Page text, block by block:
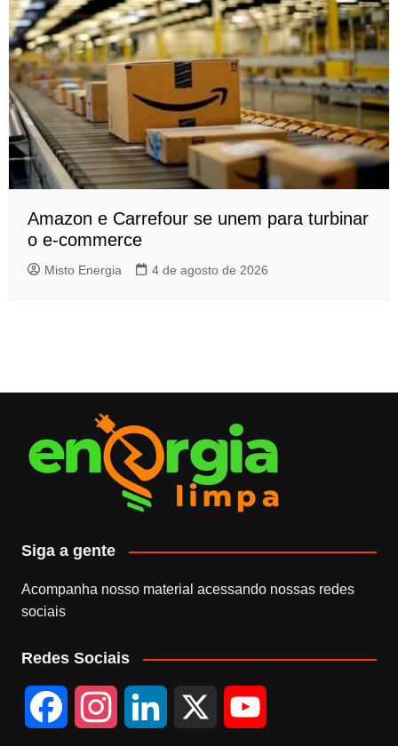
Amazon e Carrefour se unem para turbinar
o e-commerce
Misto Energia 4 de agosto de 2026
Siga a gente
Acompanha nosso material acessando nossas redes
sociais
Redes Sociais